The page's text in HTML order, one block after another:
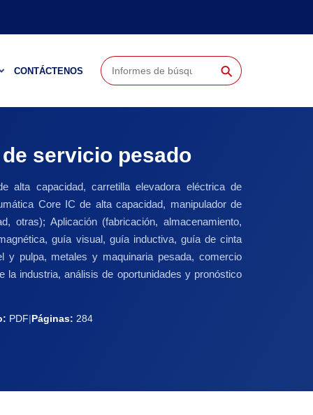
CONTÁCTENOS ⚲
servicio pesado
alta capacidad, carretilla elevadora eléctrica de
Core IC de alta capacidad, manipulador de
otras); Aplicación (fabricación, almacenamiento,
guía visual, guía inductiva, guía de cinta
y pulpa, metales y maquinaria pesada, comercio
industria, análisis de oportunidades y pronóstico
PDF|Páginas: 284